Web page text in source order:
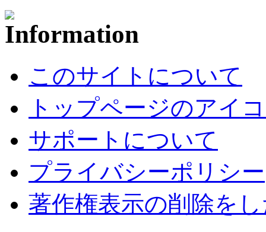
このサイトについて
トップページのアイ
サポートについて
プライバシーポリシー
著作権表示の削除を